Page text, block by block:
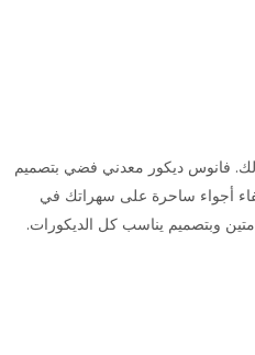
فانوس ديكور معدني فضي بتصميم
أجواء ساحرة على سهراتك في
وبتصميم يناسب كل الديكورات.